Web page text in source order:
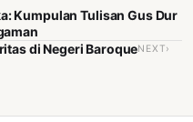
Kumpulan Tulisan Gus Dur
di Negeri BaroqueNEXT›